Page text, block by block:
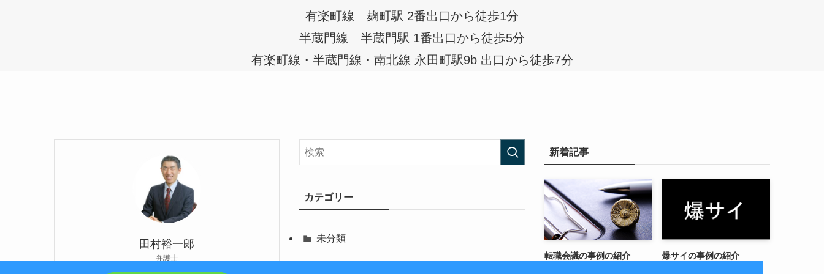
有楽町線 麹町駅 2番出口から徒歩1分
半蔵門線 半蔵門駅 1番出口から徒歩5分
有楽町線・半蔵門線・南北線 永田町駅9b 出口から徒歩7分
田村裕一郎
弁護士
カテゴリー
未分類
新着記事
転職会議の事例の紹介 爆サイの事例の紹介